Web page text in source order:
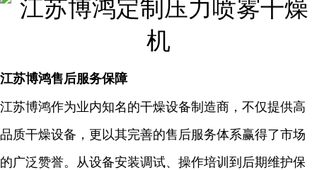
江苏博鸿售后服务保障
江苏博鸿作为业内知名的干燥设备制造商，不仅提供高
品质干燥设备，更以其完善的售后服务体系赢得了市场
的广泛赞誉。从设备安装调试、操作培训到后期维护保